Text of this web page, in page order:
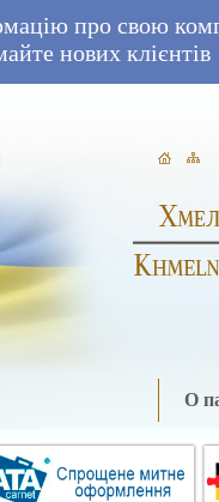
про свою
нових клієнтів
О